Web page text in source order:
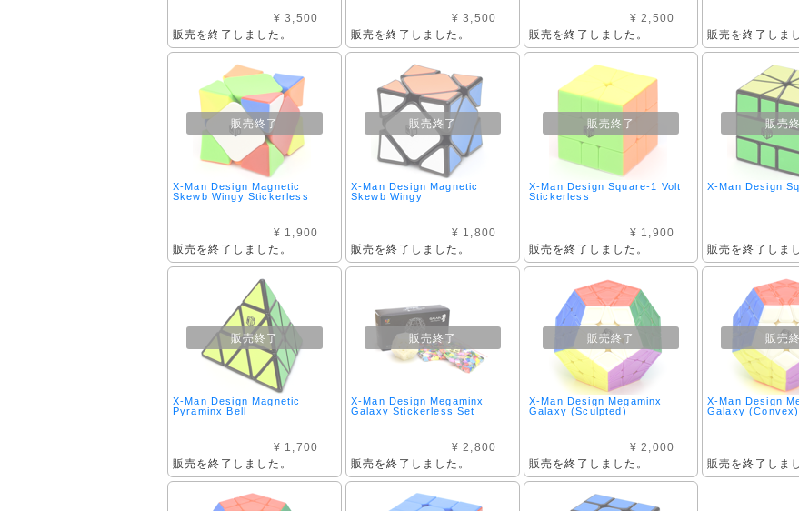
¥ 3,500
販売を終了しました。
¥ 3,500
販売を終了しました。
¥ 2,500
販売を終了しました。 販売を終了しま
販売終了
X-Man Design Magnetic
Skewb Wingy Stickerless
¥ 1,900
販売を終了しました。
販売終了
X-Man Design Magnetic
Skewb Wingy
¥ 1,800
販売を終了しました。
販売終了
X-Man Design Square-1 Volt
Stickerless
¥ 1,900
販売を終了しました。
販売
X-Man Design
販売を終了しま
販売終了
X-Man Design Magnetic
Pyraminx Bell
¥ 1,700
販売を終了しました。
販売終了
X-Man Design Megaminx
Galaxy Stickerless Set
¥ 2,800
販売を終了しました。
販売終了
X-Man Design Megaminx
Galaxy (Sculpted)
¥ 2,000
販売を終了しました。
販売
X-Man Design
Galaxy (Convex)
販売を終了しま